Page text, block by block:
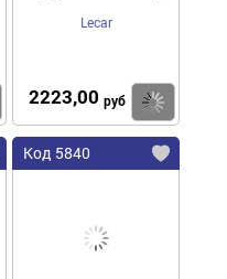
Купить
Lecar
2223,00 руб
Код 5840